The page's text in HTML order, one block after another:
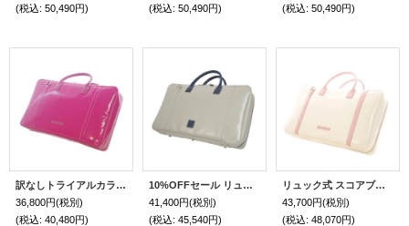
(税込: 50,490円)
(税込: 50,490円)
(税込: 50,490円)
訳なしトライアルカラーセール 20%OFF リュック式 スコアブリーフケースガード「Ludwig/wf」フューシャピンク
36,800円(税別)
(税込: 40,480円)
10%OFFセール リュック式 スコアブリーフケースガード「Ludwig/wf」マットライトグレー / 紺
41,400円(税別)
(税込: 45,540円)
リュック式 スコアブリーフケースガード「Ludwig/wf」オフホワイトスペシャルコーティング / ピンク
43,700円(税別)
(税込: 48,070円)